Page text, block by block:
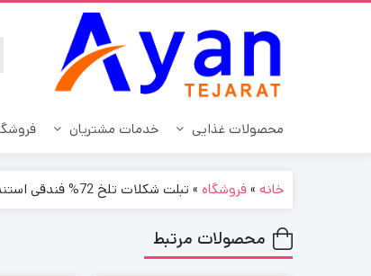
محصولات غذایی
آب نبات
آدامس و خوشبوکننده دهان
خدمات مشتریان
سیاست حریم خصوصی
نحوه ارسال سفارشات
خانه »فروشگاه » تبلت شکلات تلخ 72% فندقی استند آرت بوچرون Bucheron وزن 100 گرم
محصولات مرتبط